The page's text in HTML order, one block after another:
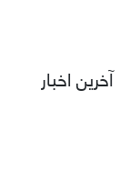
آخرین اخبار